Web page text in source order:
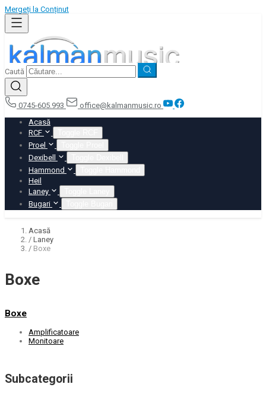
Mergeți la Conținut
Caută
0745-605.993
office@kalmanmusic.ro
Acasă
RCF
Proel
Dexibell
Hammond
Heil
Laney
Bugari
Acasă
/ Laney
/ Boxe
Boxe
Boxe
Amplificatoare
Monitoare
Subcategorii